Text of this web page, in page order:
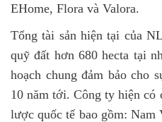
EHome, Flora và Valora.
Tổng tài sản hiện tại của
quỹ đất hơn 680 hecta tại
hoạch chung đảm bảo cho
10 năm tới. Công ty hiện có
lược quốc tế bao gồm: